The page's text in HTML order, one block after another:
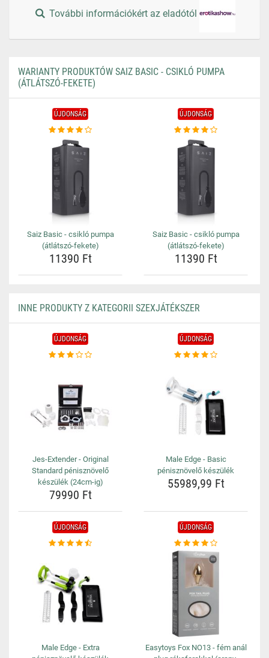
További információkért az eladótól
WARIANTY PRODUKTÓW SAIZ BASIC - CSIKLÓ PUMPA
(ÁTLÁTSZÓ-FEKETE)
ÚJDONSÁG
Saiz Basic - csikló pumpa
(átlátszó-fekete)
11390 Ft
ÚJDONSÁG
Saiz Basic - csikló pumpa
(átlátszó-fekete)
11390 Ft
INNE PRODUKTY Z KATEGORII SZEXJÁTÉKSZER
ÚJDONSÁG
Jes-Extender - Original
Standard pénisznövelő
készülék (24cm-ig)
79990 Ft
ÚJDONSÁG
Male Edge - Basic
pénisznövelő készülék
55989,99 Ft
ÚJDONSÁG
Male Edge - Extra
ÚJDONSÁG
Easytoys Fox NO13 - fém anál